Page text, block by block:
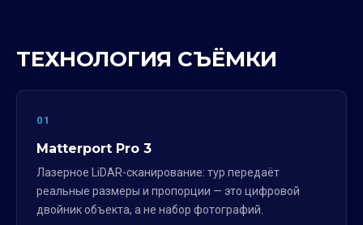
ТЕХНОЛОГИЯ СЪЁМКИ
01
Matterport Pro 3
Лазерное LiDAR-сканирование: тур передаёт
реальные размеры и пропорции — это цифровой
двойник объекта, а не набор фотографий.